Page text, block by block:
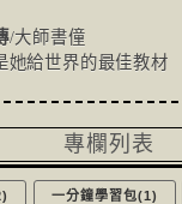
/大師書僮
她給世界的最佳教材
專欄列表
一分鐘學習包(1)